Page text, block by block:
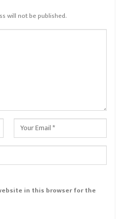
will not be published.
in this browser for the